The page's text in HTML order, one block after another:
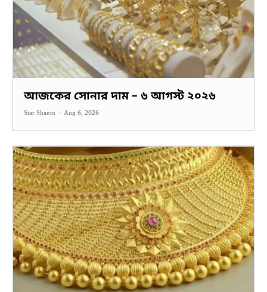
আজকের সোনার দাম – ৬ আগস্ট ২০২৬
Star Shanto - Aug 6, 2026